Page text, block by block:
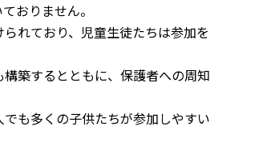
おりません。
れており、児童生徒たちは参加を
築するとともに、保護者への周知
も多くの子供たちが参加しやすい